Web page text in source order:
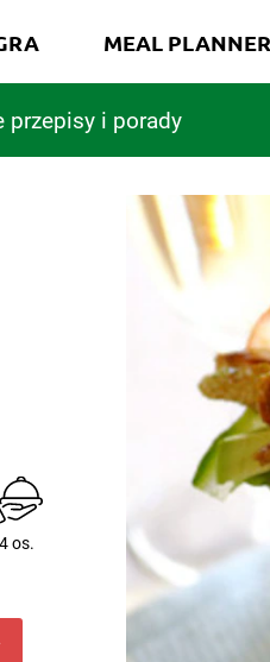
przepisy i porady
MEAL PLANNER
4 os.